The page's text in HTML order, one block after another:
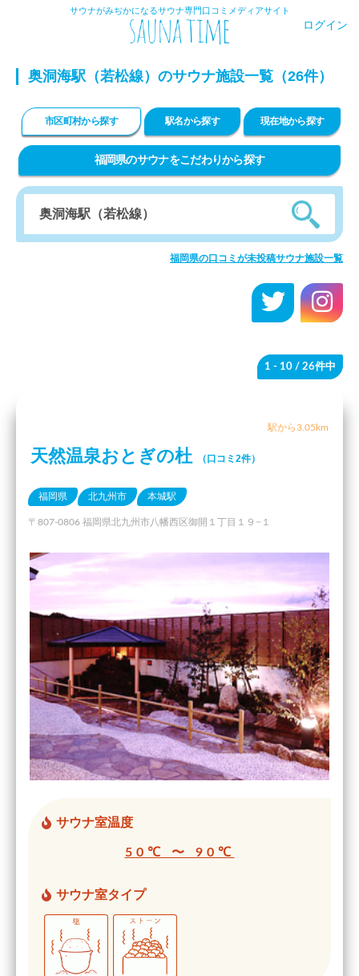
サウナがみぢかになるサウナ専門口コミメディアサイト
ログイン
奥洞海駅（若松線）のサウナ施設一覧（26件）
市区町村から探す 駅名から探す 現在地から探す
福岡県のサウナをこだわりから探す
福岡県の口コミが未投稿サウナ施設一覧
1 - 10 / 26件中
駅から3.05km
天然温泉おとぎの杜 （口コミ2件）
福岡県 北九州市 本城駅
〒807-0806 福岡県北九州市八幡西区御開１丁目１９−１
サウナ室温度
50℃ 〜 90℃
サウナ室タイプ